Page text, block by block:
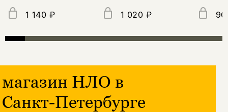
1 140 ₽ 1 020 ₽
магазин НЛО в
Санкт-Петербурге